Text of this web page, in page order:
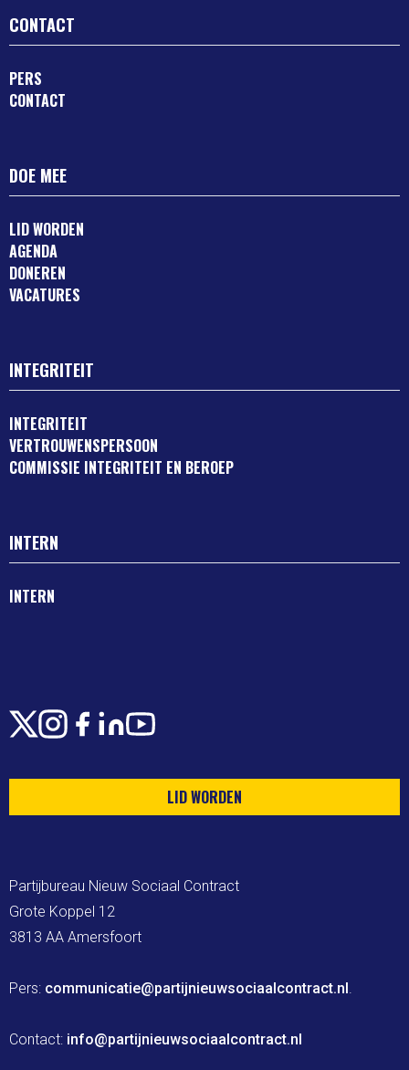
CONTACT
PERS
CONTACT
DOE MEE
LID WORDEN
AGENDA
DONEREN
VACATURES
INTEGRITEIT
INTEGRITEIT
VERTROUWENSPERSOON
COMMISSIE INTEGRITEIT EN BEROEP
INTERN
INTERN
X Instagram
Facebook
LinkedIn
Youtube
LID WORDEN
Partijbureau Nieuw Sociaal Contract
Grote Koppel 12
3813 AA Amersfoort
Pers: communicatie@partijnieuwsociaalcontract.nl
Contact: info@partijnieuwsociaalcontract.nl